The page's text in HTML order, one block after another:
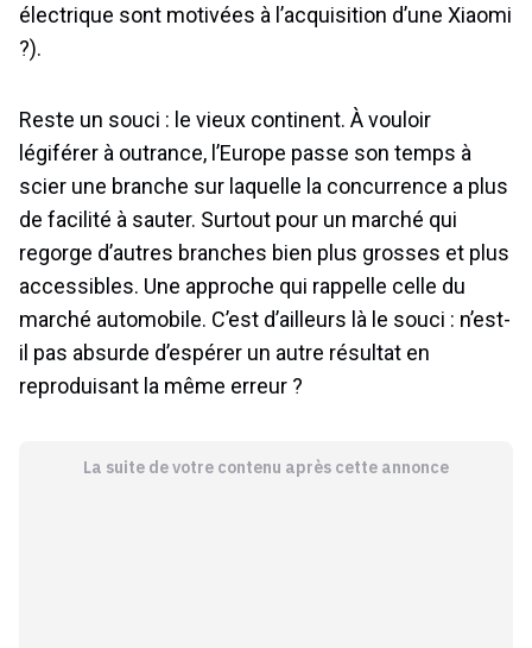
électrique sont motivées à l’acquisition d’une Xiaomi
?).
Reste un souci : le vieux continent. À vouloir
légiférer à outrance, l’Europe passe son temps à
scier une branche sur laquelle la concurrence a plus
de facilité à sauter. Surtout pour un marché qui
regorge d’autres branches bien plus grosses et plus
accessibles. Une approche qui rappelle celle du
marché automobile. C’est d’ailleurs là le souci : n’est-
il pas absurde d’espérer un autre résultat en
reproduisant la même erreur ?
La suite de votre contenu après cette annonce